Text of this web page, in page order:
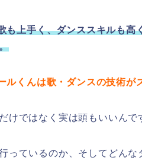
上手く、ダンススキルも高
くんは歌・ダンスの技術が
けではなく実は頭もいいんで
っているのか、そしてどんな